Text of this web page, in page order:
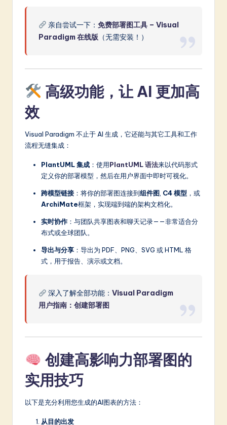
亲自尝试一下：免费部署图工具 – Visual
Paradigm 在线版 （无需安装！）
高级功能，让 AI 更加高
效
Visual Paradigm 不止于 AI 生成，它还能与其它工具和工作
流程无缝集成：
PlantUML 集成 ：使用PlantUML 语法来以代码形式
定义你的部署模型，然后在用户界面中即时可视化。
跨模型链接 ：将你的部署图连接到组件图, C4 模型 ，或
ArchiMate框架，实现端到端的架构文档化。
实时协作 ：与团队共享图表和聊天记录——非常适合分
布式或全球团队。
导出与分享 ：导出为 PDF、PNG、SVG 或 HTML 格
式，用于报告、演示或文档。
深入了解全部功能：Visual Paradigm
用户指南：创建部署图
创建高影响力部署图的
实用技巧
以下是充分利用您生成的AI图表的方法：
从目的出发